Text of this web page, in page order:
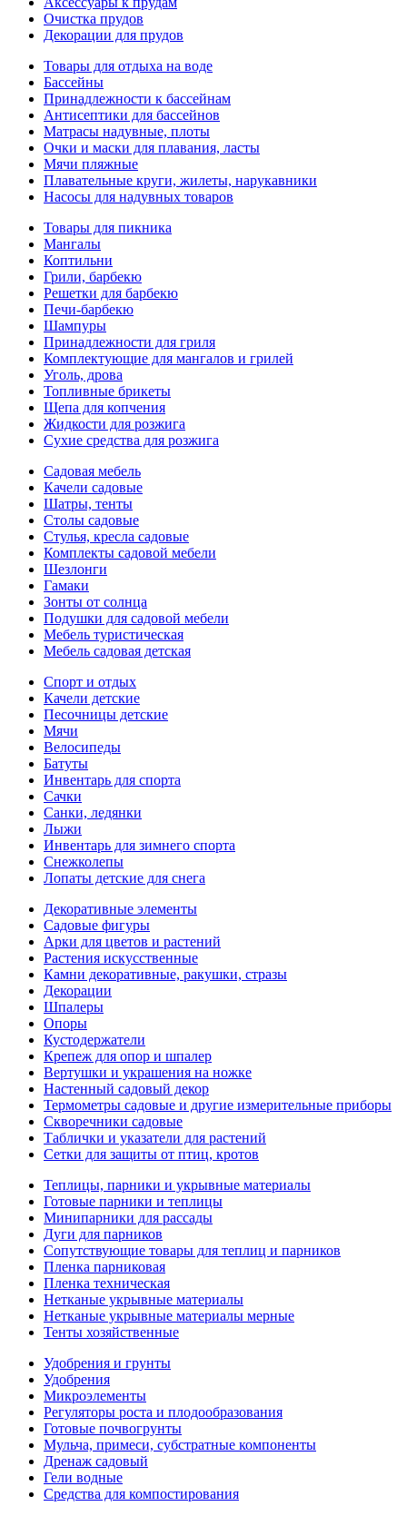
Очистка прудов
Декорации для прудов
Товары для отдыха на воде
Бассейны
Принадлежности к бассейнам
Антисептики для бассейнов
Матраcы надувные, плоты
Очки и маски для плавания, ласты
Мячи пляжные
Плавательные круги, жилеты, нарукавники
Насосы для надувных товаров
Товары для пикника
Мангалы
Коптильни
Грили, барбекю
Решетки для барбекю
Печи-барбекю
Шампуры
Принадлежности для гриля
Комплектующие для мангалов и грилей
Уголь, дрова
Топливные брикеты
Щепа для копчения
Жидкости для розжига
Сухие средства для розжига
Садовая мебель
Качели садовые
Шатры, тенты
Столы садовые
Стулья, кресла садовые
Комплекты садовой мебели
Шезлонги
Гамаки
Зонты от солнца
Подушки для садовой мебели
Мебель туристическая
Мебель садовая детская
Спорт и отдых
Качели детские
Песочницы детские
Мячи
Велосипеды
Батуты
Инвентарь для спорта
Сачки
Санки, ледянки
Лыжи
Инвентарь для зимнего спорта
Снежколепы
Лопаты детские для снега
Декоративные элементы
Садовые фигуры
Арки для цветов и растений
Растения искусственные
Камни декоративные, ракушки, стразы
Декорации
Шпалеры
Опоры
Кустодержатели
Крепеж для опор и шпалер
Вертушки и украшения на ножке
Настенный садовый декор
Термометры садовые и другие измерительные приборы
Скворечники садовые
Таблички и указатели для растений
Сетки для защиты от птиц, кротов
Теплицы, парники и укрывные материалы
Готовые парники и теплицы
Минипарники для рассады
Дуги для парников
Сопутствующие товары для теплиц и парников
Пленка парниковая
Пленка техническая
Нетканые укрывные материалы
Нетканые укрывные материалы мерные
Тенты хозяйственные
Удобрения и грунты
Удобрения
Микроэлементы
Регуляторы роста и плодообразования
Готовые почвогрунты
Мульча, примеси, субстратные компоненты
Дренаж садовый
Гели водные
Средства для компостирования